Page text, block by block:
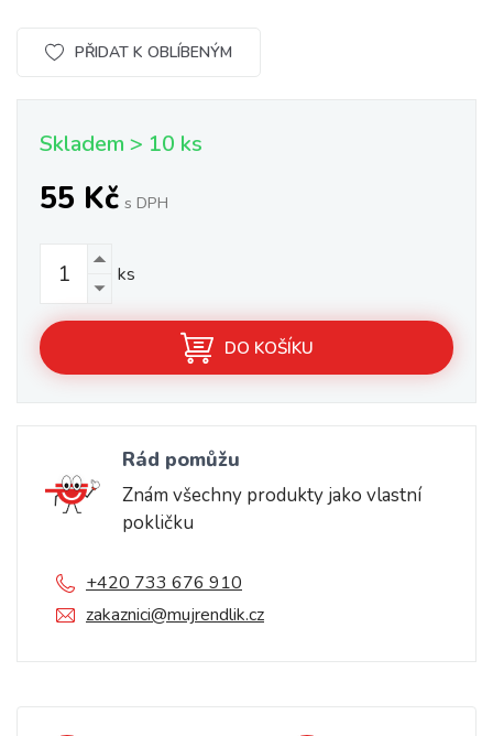
PŘIDAT K OBLÍBENÝM
Skladem > 10 ks
55 Kč s DPH
ks
DO KOŠÍKU
Rád pomůžu
Znám všechny produkty jako vlastní
pokličku
+420 733 676 910
zakaznici@mujrendlik.cz